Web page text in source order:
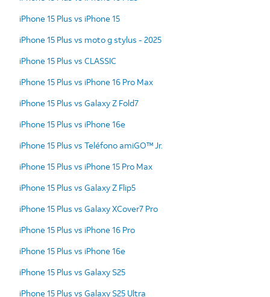
iPhone 15 Plus vs iPhone 15
iPhone 15 Plus vs moto g stylus - 2025
iPhone 15 Plus vs CLASSIC
iPhone 15 Plus vs iPhone 16 Pro Max
iPhone 15 Plus vs Galaxy Z Fold7
iPhone 15 Plus vs iPhone 16e
iPhone 15 Plus vs Teléfono amiGO™ Jr.
iPhone 15 Plus vs iPhone 15 Pro Max
iPhone 15 Plus vs Galaxy Z Flip5
iPhone 15 Plus vs Galaxy XCover7 Pro
iPhone 15 Plus vs iPhone 16 Pro
iPhone 15 Plus vs iPhone 16e
iPhone 15 Plus vs Galaxy S25
iPhone 15 Plus vs Galaxy S25 Ultra